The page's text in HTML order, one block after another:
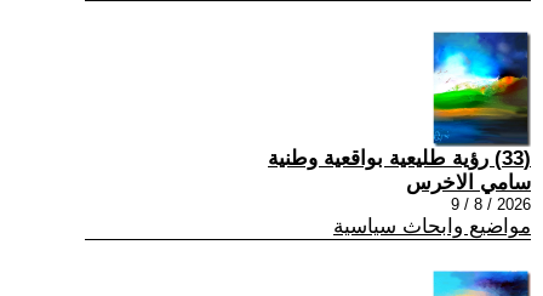
(33) رؤية طليعية بواقعية وطنية
سامي الاخرس
2026 / 8 / 9
مواضيع وابحاث سياسية